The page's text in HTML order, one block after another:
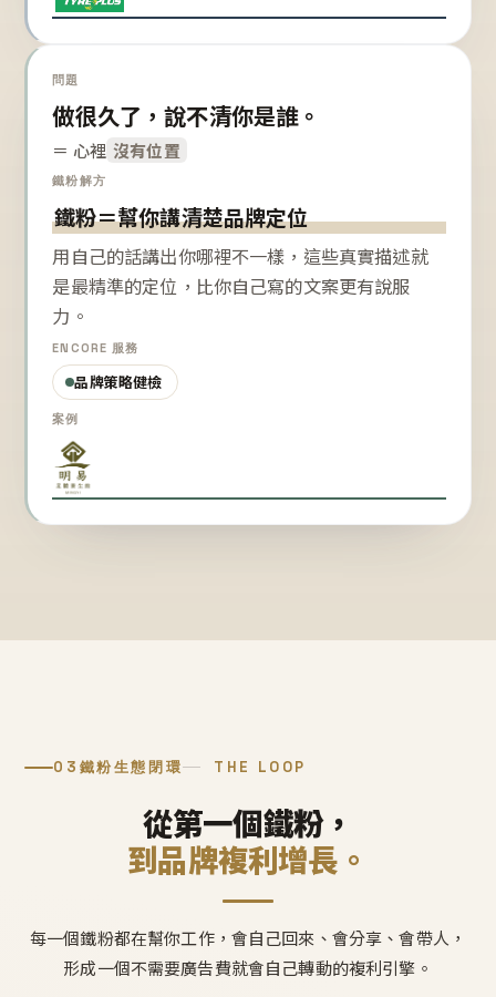
問題
做很久了，說不清你是誰。
＝ 心裡 沒有位置
鐵粉解方
鐵粉＝幫你講清楚品牌定位
用自己的話講出你哪裡不一樣，這些真實描述就
是最精準的定位，比你自己寫的文案更有說服
力。
ENCORE 服務
品牌策略健檢
案例
03 鐵粉生態閉環 THE LOOP
從第一個鐵粉，
到品牌複利增長。
每一個鐵粉都在幫你工作，會自己回來、會分享、會帶人，
形成一個不需要廣告費就會自己轉動的複利引擎。